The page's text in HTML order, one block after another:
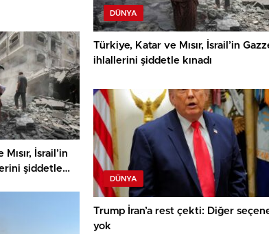
İsrail’in
şiddetle
DÜNYA
Türkiye, Katar ve Mısır, İsrail’in
ihlallerini şiddetle kınadı
DÜNYA
Trump İran’a rest çekti: Diğer
yok